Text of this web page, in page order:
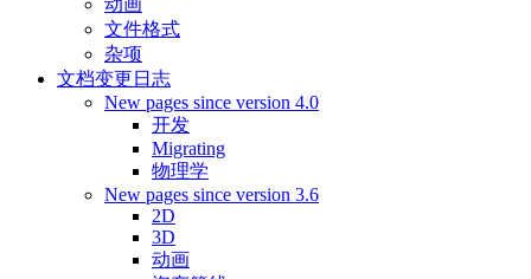
动画
文件格式
杂项
文档变更日志
New pages since version 4.0
开发
Migrating
物理学
New pages since version 3.6
2D
3D
动画